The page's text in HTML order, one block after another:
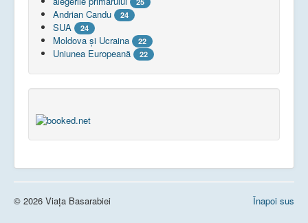
Andrian Candu 24
SUA 24
Moldova și Ucraina 22
Uniunea Europeană 22
Înapoi sus
© 2026 Viața Basarabiei